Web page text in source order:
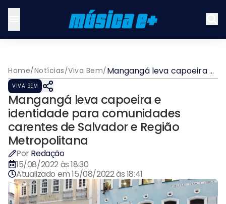
Home/Notícias/Viva Bem/Mangangá leva capoeira e
identidade para
Salvador e Região
Metropolitana
VIVA BEM
Mangangá leva capoeira e
identidade para comunidades
carentes de Salvador e Região
Metropolitana
Por Redação
15/08/2022 às 18:30
Atualizado em15/08/2022 às 18:41